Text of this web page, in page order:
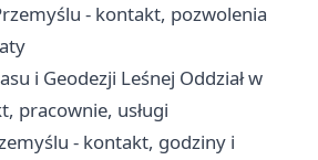
- kontakt, pozwolenia
i Geodezji Leśnej Oddział w
pracownie, usługi
- kontakt, godziny i